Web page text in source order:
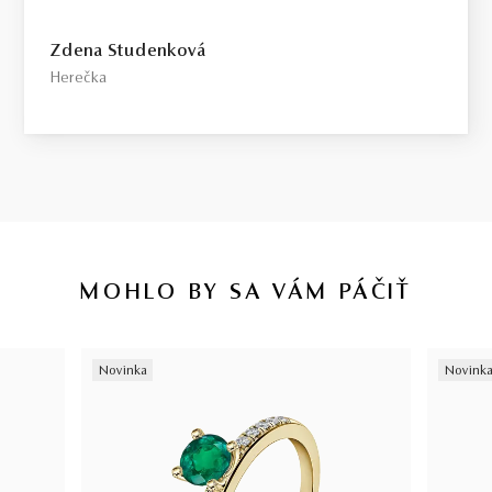
Select / náš tip
tých, ktorí chcú to najlepšie, bez kompromisov.
šperky majú naviac certifikát vystavený jedinou znaleckou
organizáciou na Slovensku,
SGI.V prípade kúpy diamantového
šperku radíme spozornieť, ak je certifikát, ktorý je k šperku dodaný,
Zdena Studenková
Herečka
MOHLO BY SA VÁM PÁČIŤ
Novinka Novinka